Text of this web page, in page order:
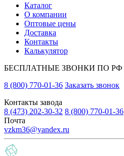
Каталог
О компании
Оптовые цены
Доставка
Контакты
Калькулятор
БЕСПЛАТНЫЕ ЗВОНКИ ПО РФ
8 (800) 770-01-36 Заказать звонок
Контакты завода
8 (473) 202-30-32 8 (800) 770-01-36
Почта
vzkm36@yandex.ru